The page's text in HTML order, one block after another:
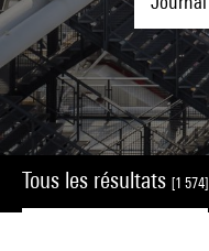
Tous les résultats [1 574]